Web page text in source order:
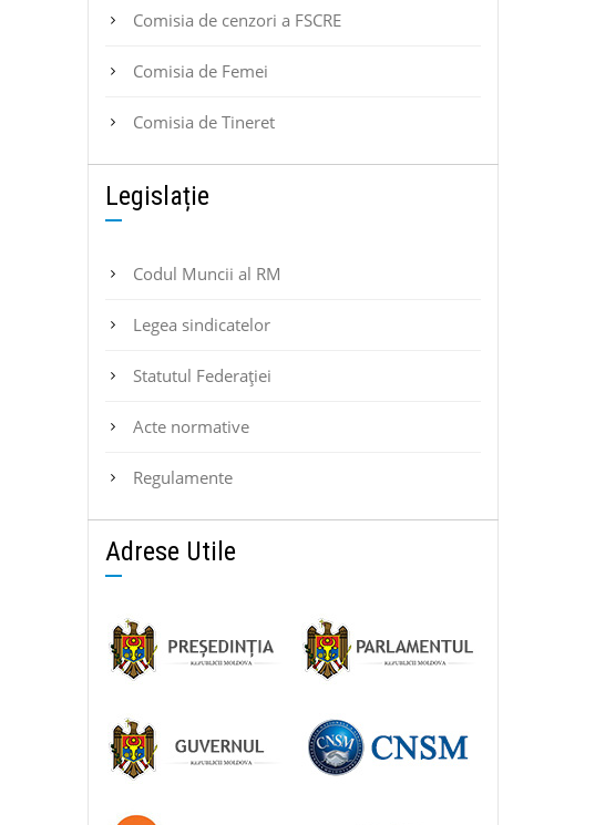
Comisia de cenzori a FSCRE
Comisia de Femei
Comisia de Tineret
Legislație
Codul Muncii al RM
Legea sindicatelor
Statutul Federaţiei
Acte normative
Regulamente
Adrese Utile